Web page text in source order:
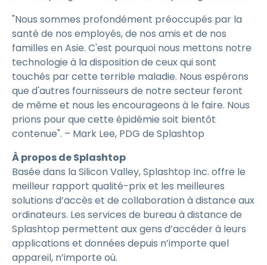
"Nous sommes profondément préoccupés par la
santé de nos employés, de nos amis et de nos
familles en Asie. C'est pourquoi nous mettons notre
technologie à la disposition de ceux qui sont
touchés par cette terrible maladie. Nous espérons
que d'autres fournisseurs de notre secteur feront
de même et nous les encourageons à le faire. Nous
prions pour que cette épidémie soit bientôt
contenue". – Mark Lee, PDG de Splashtop
À propos de Splashtop
Basée dans la Silicon Valley, Splashtop Inc. offre le
meilleur rapport qualité-prix et les meilleures
solutions d’accès et de collaboration à distance aux
ordinateurs. Les services de bureau à distance de
Splashtop permettent aux gens d’accéder à leurs
applications et données depuis n’importe quel
appareil, n’importe où.